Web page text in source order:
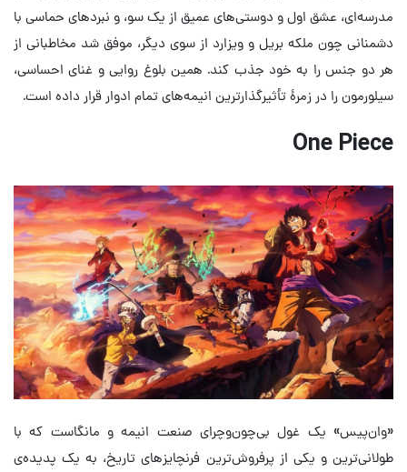
مدرسه‌ای، عشق اول و دوستی‌های عمیق از یک سو، و نبردهای حماسی با
دشمنانی چون ملکه بریل و ویزارد از سوی دیگر، موفق شد مخاطبانی از
هر دو جنس را به خود جذب کند. همین بلوغ روایی و غنای احساسی،
سیلورمون را در زمرهٔ تأثیرگذارترین انیمه‌های تمام ادوار قرار داده است.
One Piece
«وان‌پیس» یک غول بی‌چون‌وچرای صنعت انیمه و مانگاست که با
طولانی‌ترین و یکی از پرفروش‌ترین فرنچایزهای تاریخ، به یک پدیده‌ی